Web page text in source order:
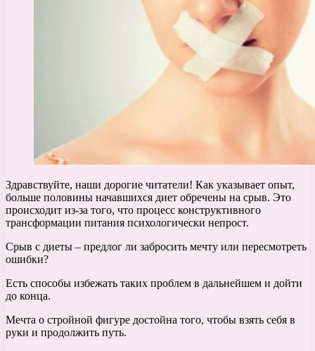
Здравствуйте, наши дорогие читатели! Как указывает опыт,
больше половины начавшихся диет обречены на срыв. Это
происходит из-за того, что процесс конструктивного
трансформации питания психологически непрост.
Срыв с диеты – предлог ли забросить мечту или пересмотреть
ошибки?
Есть способы избежать таких проблем в дальнейшем и дойти
до конца.
Мечта о стройной фигуре достойна того, чтобы взять себя в
руки и продолжить путь.